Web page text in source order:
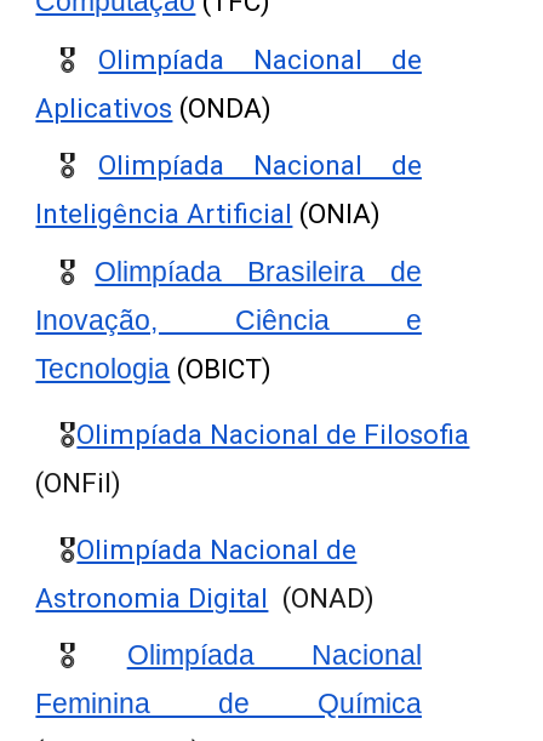
🎖️ Olimpíada Nacional de
Aplicativos (ONDA)
🎖️ Olimpíada Nacional de
Inteligência Artificial (ONIA)
🎖️ Olimpíada Brasileira de
Inovação, Ciência e
Tecnologia (OBICT)
🎖️Olimpíada Nacional de Filosofia
(ONFil)
🎖️Olimpíada Nacional de
Astronomia Digital (ONAD)
🎖️ Olimpíada Nacional
Feminina de Química